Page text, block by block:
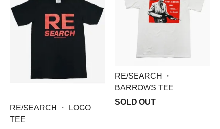
RE/SEARCH ・ LOGO
TEE
RE/SEARCH ・
BARROWS TEE
SOLD OUT